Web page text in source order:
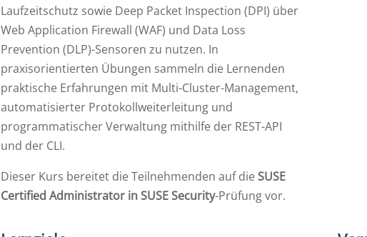
Laufzeitschutz sowie Deep Packet Inspection (DPI) über
Web Application Firewall (WAF) und Data Loss
Prevention (DLP)-Sensoren zu nutzen. In
praxisorientierten Übungen sammeln die Lernenden
praktische Erfahrungen mit Multi-Cluster-Management,
automatisierter Protokollweiterleitung und
programmatischer Verwaltung mithilfe der REST-API
und der CLI.
Dieser Kurs bereitet die Teilnehmenden auf dieSUSE
Certified Administrator in SUSE Security-Prüfung vor.